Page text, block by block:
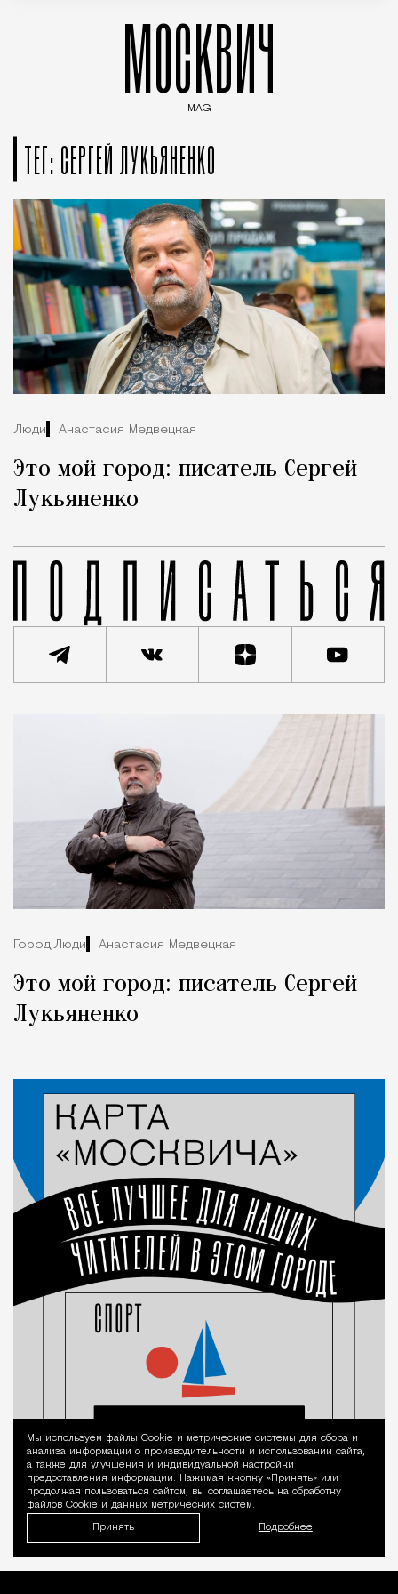
МОСКВИЧ
MAG
ТЕГ: СЕРГЕЙ ЛУКЬЯНЕНКО
Люди Анастасия Медвецкая
Это мой город: писатель Сергей
Лукьяненко
Город,Люди Анастасия Медвецкая
Это мой город: писатель Сергей
Лукьяненко
Уведомление
Мы используем файлы Сookie и метрические системы для сбора и
анализа информации о производительности и использовании сайта,
а также для улучшения и индивидуальной настройки
предоставления информации. Нажимая кнопку «Принять» или
продолжая пользоваться сайтом, вы соглашаетесь на обработку
файлов Cookie и данных метрических систем.
Принять Подробнее